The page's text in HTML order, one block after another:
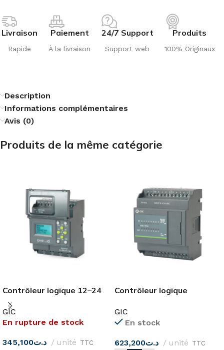
Livraison
Rapide
Paiement
À la livraison
24/7 Support
Support web
Produits
100% Originaux
Description
Informations complémentaires
Avis (0)
Produits de la même catégorie
Contrôleur logique 12–24
VCC GIC
GIC
En rupture de stock
د.ت345,100 unité TTC
Contrôleur logique
24DC PC10BD16001D1
GIC
GIC
En stock
د.ت623,200 unité TTC